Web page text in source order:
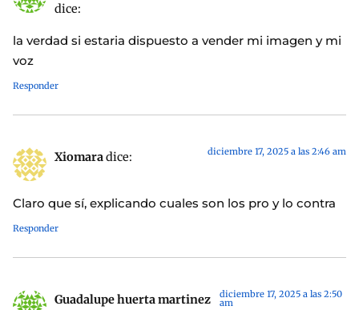
dice:
la verdad si estaria dispuesto a vender mi imagen y mi
voz
Responder
Xiomaradice: diciembre 17, 2025 a las 2:46 am
Claro que sí, explicando cuales son los pro y lo contra
Responder
Guadalupe huerta martinez
diciembre 17, 2025 a las 2:50
am